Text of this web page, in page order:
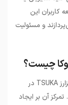
کاربران این
و مسئولیت
چیست؟
در
آن بر ایجاد